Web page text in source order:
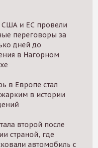
США и ЕС провели
переговоры за
дней до
в Нагорном
в Европе стал
в истории
второй после
страной, где
автомобиль с